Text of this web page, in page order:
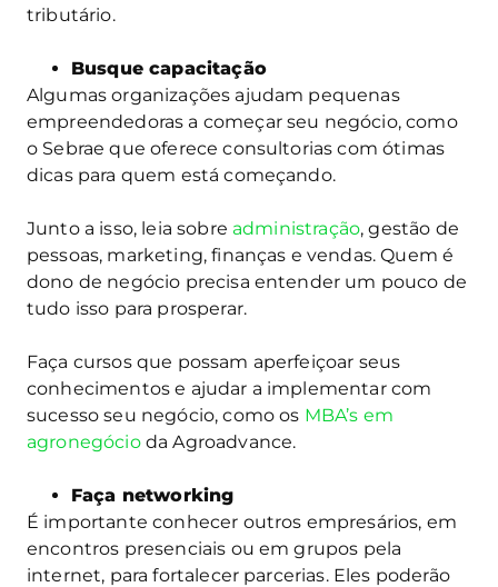
tributário.
Busque capacitação
Algumas organizações ajudam pequenas
empreendedoras a começar seu negócio, como
o Sebrae que oferece consultorias com ótimas
dicas para quem está começando.
Junto a isso, leia sobre administração, gestão de
pessoas, marketing, finanças e vendas. Quem é
dono de negócio precisa entender um pouco de
tudo isso para prosperar.
Faça cursos que possam aperfeiçoar seus
conhecimentos e ajudar a implementar com
sucesso seu negócio, como os MBA’s em
agronegócio da Agroadvance.
Faça networking
É importante conhecer outros empresários, em
encontros presenciais ou em grupos pela
internet, para fortalecer parcerias. Eles poderão